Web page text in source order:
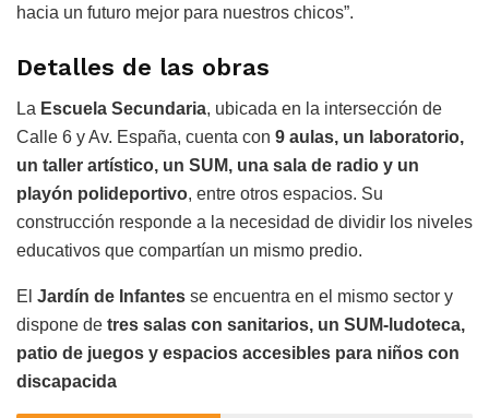
hacia un futuro mejor para nuestros chicos”.
Detalles de las obras
La Escuela Secundaria, ubicada en la intersección de
Calle 6 y Av. España, cuenta con 9 aulas, un laboratorio,
un taller artístico, un SUM, una sala de radio y un
playón polideportivo, entre otros espacios. Su
construcción responde a la necesidad de dividir los niveles
educativos que compartían un mismo predio.
El Jardín de Infantes se encuentra en el mismo sector y
dispone de tres salas con sanitarios, un SUM-ludoteca,
patio de juegos y espacios accesibles para niños con
discapacida